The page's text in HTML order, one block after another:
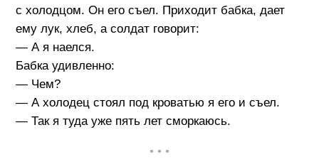
с холодцом. Он его съел. Приходит бабка, дает
ему лук, хлеб, а солдат говорит:
— А я наелся.
Бабка удивленно:
— Чем?
— А холодец стоял под кроватью я его и съел.
— Так я туда уже пять лет сморкаюсь.
• • •